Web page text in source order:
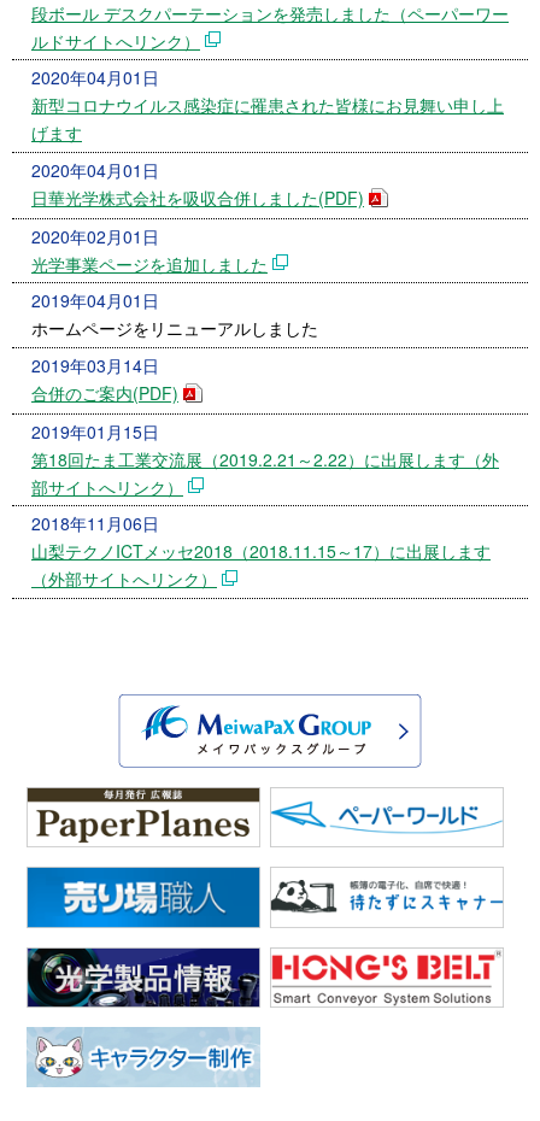
段ボール デスクパーテーションを発売しました（ペーパーワー
ルドサイトへリンク）
2020年04月01日
新型コロナウイルス感染症に罹患された皆様にお見舞い申し上
げます
2020年04月01日
日華光学株式会社を吸収合併しました(PDF)
2020年02月01日
光学事業ページを追加しました
2019年04月01日
ホームページをリニューアルしました
2019年03月14日
合併のご案内(PDF)
2019年01月15日
第18回たま工業交流展（2019.2.21～2.22）に出展します（外
部サイトへリンク）
2018年11月06日
山梨テクノICTメッセ2018（2018.11.15～17）に出展します
（外部サイトへリンク）